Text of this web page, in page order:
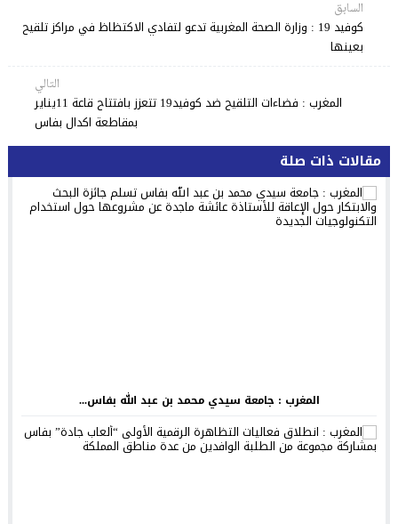
السابق
كوفيد 19 : وزارة الصحة المغربية تدعو لتفادي الاكتظاظ في مراكز تلقيح
بعينها
التالي
المغرب : فضاءات التلقيح ضد كوفيد19 تتعزز بافتتاح قاعة 11يناير
بمقاطعة اكدال بفاس
مقالات ذات صلة
المغرب : جامعة سيدي محمد بن عبد الله بفاس...